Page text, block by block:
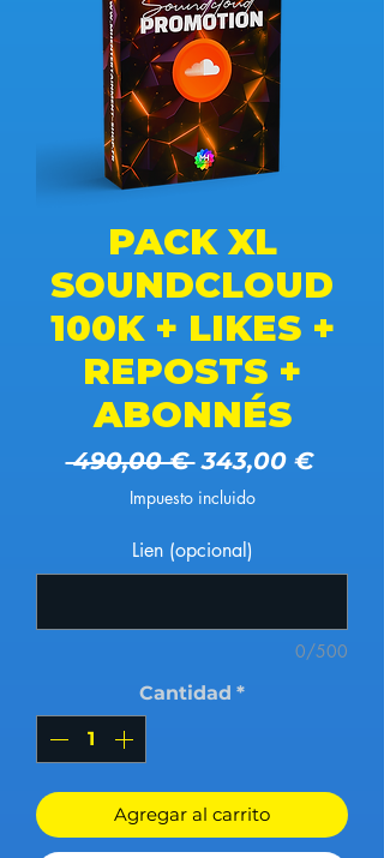
PACK XL
SOUNDCLOUD
100K + LIKES +
REPOSTS +
ABONNÉS
490,00 € Precio
343,00 €
Impuesto incluido
Lien (opcional)
0/500
Cantidad *
Agregar al carrito